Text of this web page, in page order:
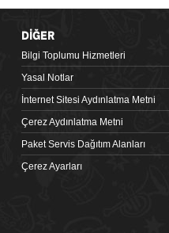
DİĞER
Bilgi Toplumu Hizmetleri
Yasal Notlar
İnternet Sitesi Aydınlatma Metni
Çerez Aydınlatma Metni
Paket Servis Dağıtım Alanları
Çerez Ayarları